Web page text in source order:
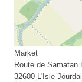
Market
Route de Samatan
32600 L'Isle-